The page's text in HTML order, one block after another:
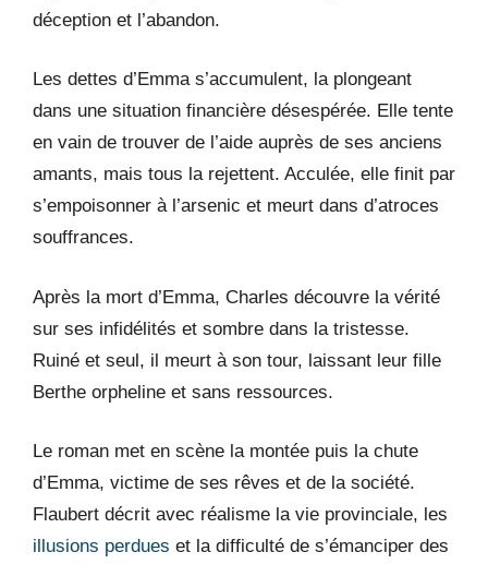
déception et l’abandon.
Les dettes d’Emma s’accumulent, la plongeant
dans une situation financière désespérée. Elle tente
en vain de trouver de l’aide auprès de ses anciens
amants, mais tous la rejettent. Acculée, elle finit par
s’empoisonner à l’arsenic et meurt dans d’atroces
souffrances.
Après la mort d’Emma, Charles découvre la vérité
sur ses infidélités et sombre dans la tristesse.
Ruiné et seul, il meurt à son tour, laissant leur fille
Berthe orpheline et sans ressources.
Le roman met en scène la montée puis la chute
d’Emma, victime de ses rêves et de la société.
Flaubert décrit avec réalisme la vie provinciale, les
illusions perdues et la difficulté de s’émanciper des